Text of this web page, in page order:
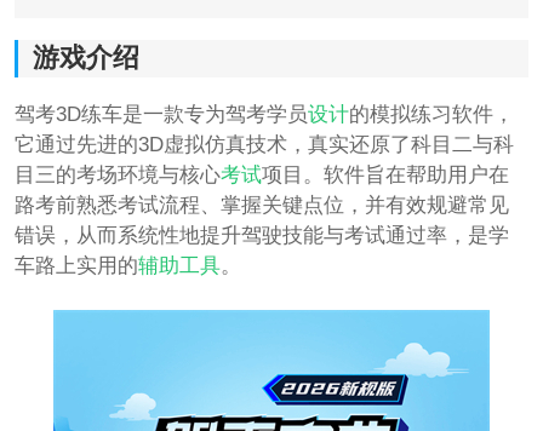
游戏介绍
驾考3D练车是一款专为驾考学员设计的模拟练习软件，
它通过先进的3D虚拟仿真技术，真实还原了科目二与科
目三的考场环境与核心考试项目。软件旨在帮助用户在
路考前熟悉考试流程、掌握关键点位，并有效规避常见
错误，从而系统性地提升驾驶技能与考试通过率，是学
车路上实用的辅助工具。